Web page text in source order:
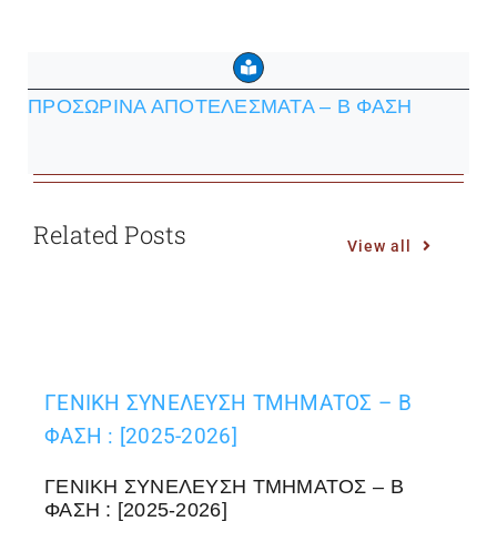
ΠΡΟΣΩΡΙΝΑ ΑΠΟΤΕΛΕΣΜΑΤΑ – Β ΦΑΣΗ
Related Posts View all
ΓΕΝΙΚΗ ΣΥΝΕΛΕΥΣΗ ΤΜΗΜΑΤΟΣ – Β
ΦΑΣΗ : [2025-2026]
ΓΕΝΙΚΗ ΣΥΝΕΛΕΥΣΗ ΤΜΗΜΑΤΟΣ – Β
ΦΑΣΗ : [2025-2026]